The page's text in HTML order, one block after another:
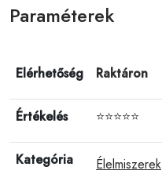
Paraméterek
Elérhetőség Raktáron
Értékelés ⭐⭐⭐⭐⭐
Kategória Élelmiszerek